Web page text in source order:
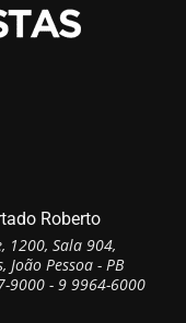
Roberto
1200, Sala 904,
João Pessoa - PB
9000 - 9 9964-6000